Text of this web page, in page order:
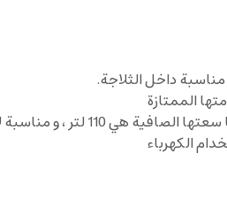
داخل الثلاجة.
الممتازة
الكهرباء